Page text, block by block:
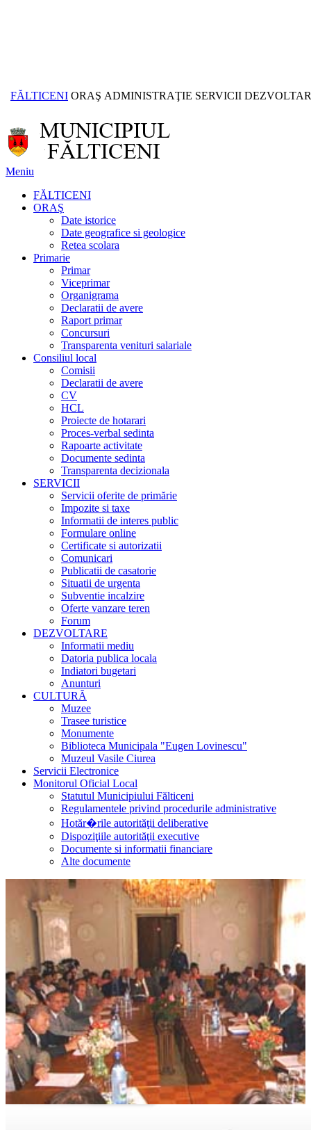
FĂLTICENI ORAŞ ADMINISTRAŢIE SERVICII
Meniu
FĂLTICENI
ORAŞ
Date istorice
Date geografice si geologice
Retea scolara
Primarie
Primar
Viceprimar
Organigrama
Declaratii de avere
Raport primar
Concursuri
Transparenta venituri salariale
Consiliul local
Comisii
Declaratii de avere
CV
HCL
Proiecte de hotarari
Proces-verbal sedinta
Rapoarte activitate
Documente sedinta
Transparenta decizionala
SERVICII
Servicii oferite de primărie
Impozite si taxe
Informatii de interes public
Formulare online
Certificate si autorizatii
Comunicari
Publicatii de casatorie
Situatii de urgenta
Subventie incalzire
Oferte vanzare teren
Forum
DEZVOLTARE
Informatii mediu
Datoria publica locala
Indiatori bugetari
Anunturi
CULTURĂ
Muzee
Trasee turistice
Monumente
Biblioteca Municipala "Eugen Lovinescu"
Muzeul Vasile Ciurea
Servicii Electronice
Monitorul Oficial Local
Statutul Municipiului Fălticeni
Regulamentele privind procedurile administrative
Hotăr�rile autorităţii deliberative
Dispoziţiile autorităţii executive
Documente si informatii financiare
Alte documente